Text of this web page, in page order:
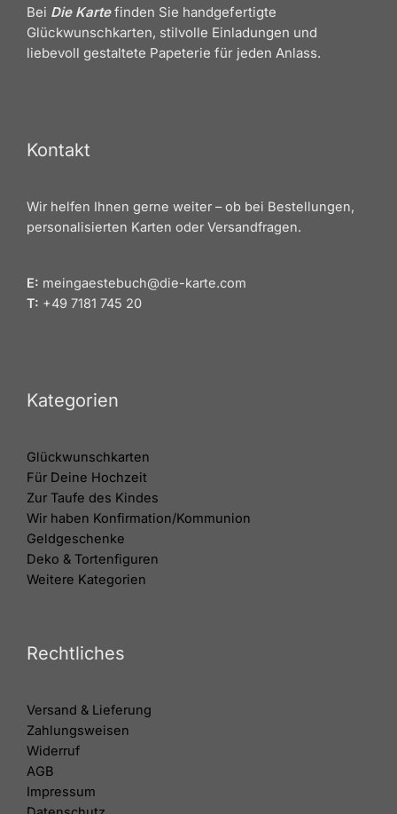
Bei Die Kartefinden Sie handgefertigte
Glückwunschkarten, stilvolle Einladungen und
liebevoll gestaltete Papeterie für jeden Anlass.
Kontakt
Wir helfen Ihnen gerne weiter – ob bei Bestellungen,
personalisierten Karten oder Versandfragen.
E: meingaestebuch@die-karte.com
T: +49 7181 745 20
Kategorien
Glückwunschkarten
Für Deine Hochzeit
Zur Taufe des Kindes
Wir haben Konfirmation/Kommunion
Geldgeschenke
Deko & Tortenfiguren
Weitere Kategorien
Rechtliches
Versand & Lieferung
Zahlungsweisen
Widerruf
AGB
Impressum